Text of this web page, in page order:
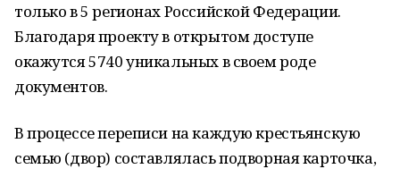
только в 5 регионах Российской Федерации.
Благодаря проекту в открытом доступе
окажутся 5740 уникальных в своем роде
документов.
В процессе переписи на каждую крестьянскую
семью (двор) составлялась подворная карточка,